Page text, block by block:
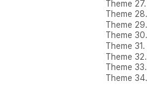
Theme
Theme
Theme 29.
Theme 30.
Theme 31.
Theme
Theme
Theme 34.